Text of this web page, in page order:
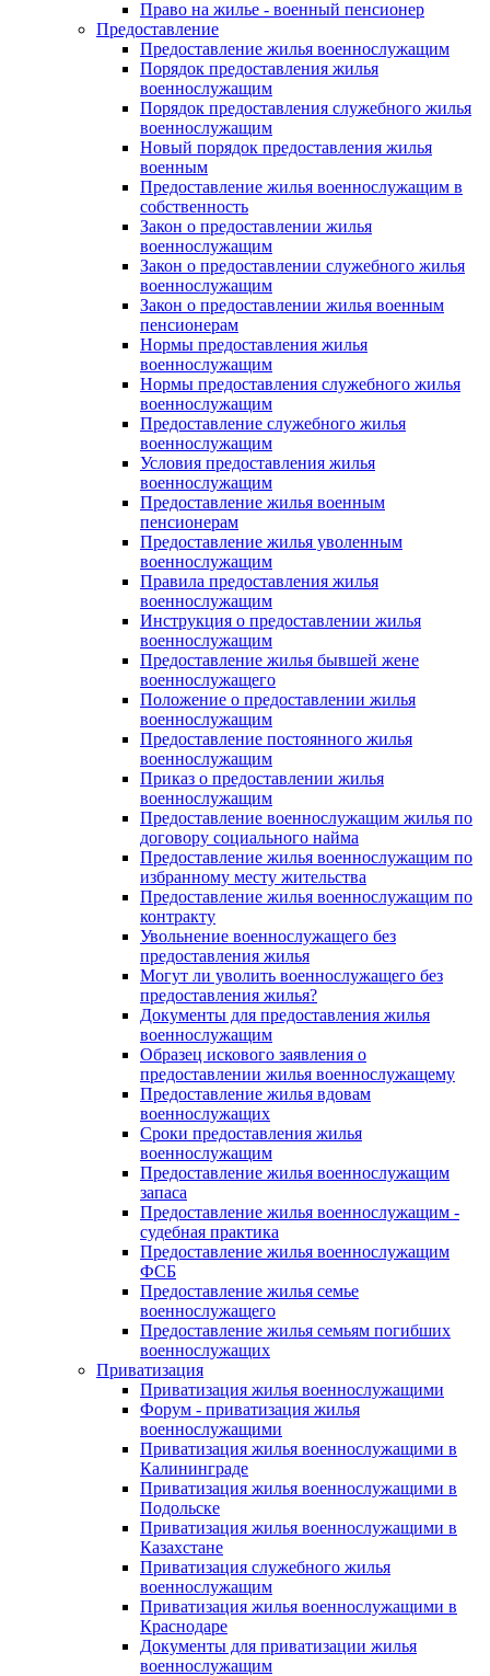
Право на жилье - военный пенсионер
Предоставление
Предоставление жилья военнослужащим
Порядок предоставления жилья
военнослужащим
Порядок предоставления служебного жилья
военнослужащим
Новый порядок предоставления жилья
военным
Предоставление жилья военнослужащим в
собственность
Закон о предоставлении жилья
военнослужащим
Закон о предоставлении служебного жилья
военнослужащим
Закон о предоставлении жилья военным
пенсионерам
Нормы предоставления жилья
военнослужащим
Нормы предоставления служебного жилья
военнослужащим
Предоставление служебного жилья
военнослужащим
Условия предоставления жилья
военнослужащим
Предоставление жилья военным
пенсионерам
Предоставление жилья уволенным
военнослужащим
Правила предоставления жилья
военнослужащим
Инструкция о предоставлении жилья
военнослужащим
Предоставление жилья бывшей жене
военнослужащего
Положение о предоставлении жилья
военнослужащим
Предоставление постоянного жилья
военнослужащим
Приказ о предоставлении жилья
военнослужащим
Предоставление военнослужащим жилья по
договору социального найма
Предоставление жилья военнослужащим по
избранному месту жительства
Предоставление жилья военнослужащим по
контракту
Увольнение военнослужащего без
предоставления жилья
Могут ли уволить военнослужащего без
предоставления жилья?
Документы для предоставления жилья
военнослужащим
Образец искового заявления о
предоставлении жилья военнослужащему
Предоставление жилья вдовам
военнослужащих
Сроки предоставления жилья
военнослужащим
Предоставление жилья военнослужащим
запаса
Предоставление жилья военнослужащим -
судебная практика
Предоставление жилья военнослужащим
ФСБ
Предоставление жилья семье
военнослужащего
Предоставление жилья семьям погибших
военнослужащих
Приватизация
Приватизация жилья военнослужащими
Форум - приватизация жилья
военнослужащими
Приватизация жилья военнослужащими в
Калининграде
Приватизация жилья военнослужащими в
Подольске
Приватизация жилья военнослужащими в
Казахстане
Приватизация служебного жилья
военнослужащим
Приватизация жилья военнослужащими в
Краснодаре
Документы для приватизации жилья
военнослужащим